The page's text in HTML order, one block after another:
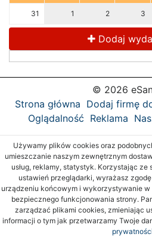
31 1 2 3
Dodaj
© 2026
Strona główna Dodaj firmę
Oglądalność Reklama
Używamy plików cookies oraz
umieszczanie naszym zewnętrznym
usług, reklamy, statystyk. Korzystając
ustawień przeglądarki, wyrażasz
urządzeniu końcowym i wykorzystywanie
bezpiecznego funkcjonowania strony.
zarządzać plikami cookies, zmieniając
informacji o tym jak przetwarzamy Twoje